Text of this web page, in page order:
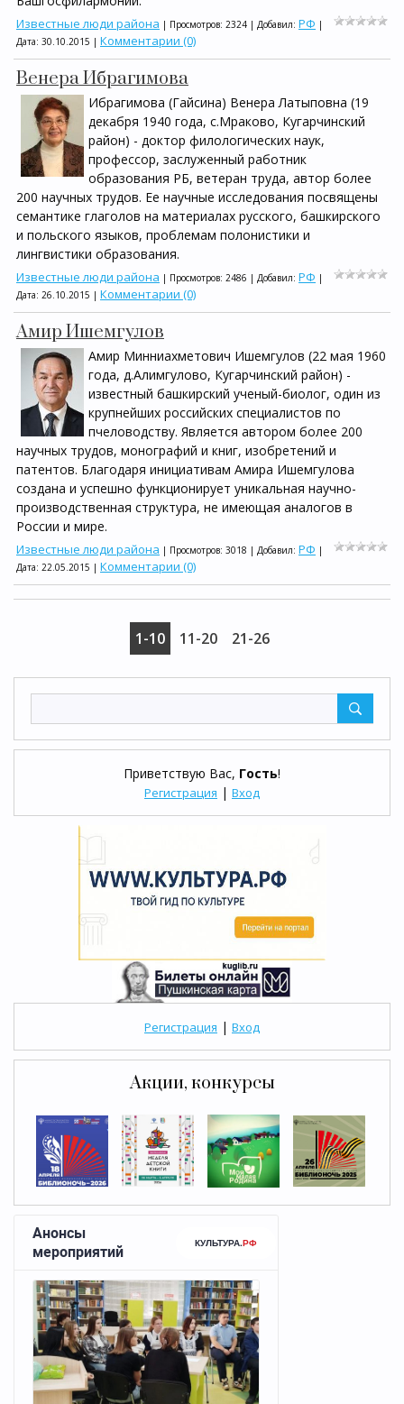
Приветствую Вас, Гость!
Регистрация | Вход
Регистрация | Вход
Акции, конкурсы
Известные люди района | Просмотров: 2324 | Добавил: РФ |
Дата: 30.10.2015 | Комментарии (0)
Венера Ибрагимова
Ибрагимова (Гайсина) Венера Латыповна (19
декабря 1940 года, с.Мраково, Кугарчинский
район) - доктор филологических наук,
профессор, заслуженный работник
образования РБ, ветеран труда, автор более
200 научных трудов. Ее научные исследования посвящены
семантике глаголов на материалах русского, башкирского
и польского языков, проблемам полонистики и
лингвистики образования.
Известные люди района | Просмотров: 2486 | Добавил: РФ |
Дата: 26.10.2015 | Комментарии (0)
Амир Ишемгулов
Амир Минниахметович Ишемгулов (22 мая 1960
года, д.Алимгулово, Кугарчинский район) -
известный башкирский ученый-биолог, один из
крупнейших российских специалистов по
пчеловодству. Является автором более 200
научных трудов, монографий и книг, изобретений и
патентов. Благодаря инициативам Амира Ишемгулова
создана и успешно функционирует уникальная научно-
производственная структура, не имеющая аналогов в
России и мире.
Известные люди района | Просмотров: 3018 | Добавил: РФ |
Дата: 22.05.2015 | Комментарии (0)
1-10 11-20 21-26